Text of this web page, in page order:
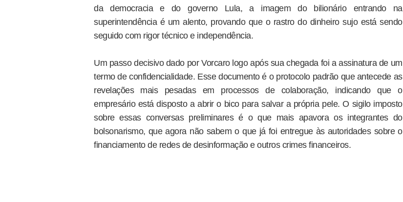
da democracia e do governo Lula, a imagem do bilionário entrando na
superintendência é um alento, provando que o rastro do dinheiro sujo está sendo
seguido com rigor técnico e independência.
Um passo decisivo dado por Vorcaro logo após sua chegada foi a assinatura de um
termo de confidencialidade. Esse documento é o protocolo padrão que antecede as
revelações mais pesadas em processos de colaboração, indicando que o
empresário está disposto a abrir o bico para salvar a própria pele. O sigilo imposto
sobre essas conversas preliminares é o que mais apavora os integrantes do
bolsonarismo, que agora não sabem o que já foi entregue às autoridades sobre o
financiamento de redes de desinformação e outros crimes financeiros.